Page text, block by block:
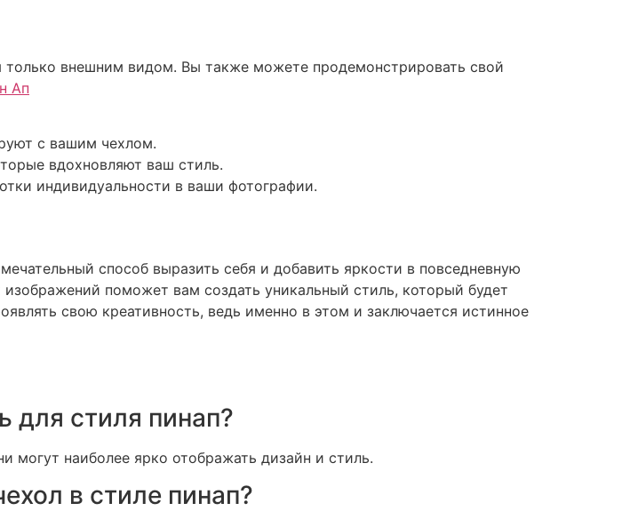
только внешним видом. Вы также можете продемонстрировать свой
Ап
с вашим чехлом.
вдохновляют ваш стиль.
индивидуальности в ваши фотографии.
способ выразить себя и добавить яркости в повседневную
поможет вам создать уникальный стиль, который будет
свою креативность, ведь именно в этом и заключается истинное
для стиля пинап?
могут наиболее ярко отображать дизайн и стиль.
в стиле пинап?